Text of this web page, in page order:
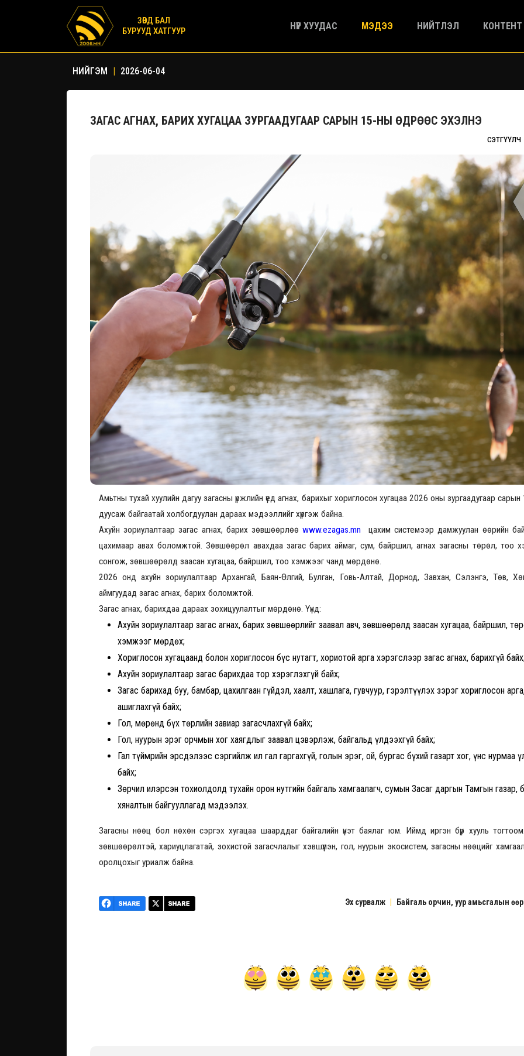
ЗӨВД БАЛ
БУРУУД ХАТГУУР
НҮҮР ХУУДАС МЭДЭЭ НИЙТЛЭЛ КОНТЕНТ
НИЙГЭМ | 2026-06-04
ЗАГАС АГНАХ, БАРИХ ХУГАЦАА ЗУРГААДУГААР САРЫН 15-НЫ ӨДРӨӨС ЭХЭЛНЭ
СЭТГҮҮЛЧ
Амьтны тухай хуулийн дагуу загасны үржлийн үед агнах, барихыг хориглосон хугацаа 2026 оны зургаадугаар
дуусаж байгаатай холбогдуулан дараах мэдээллийг хүргэж байна.
Ахуйн зориулалтаар загас агнах, барих зөвшөөрлөөwww.ezagas.mn цахим системээр дамжуулан өөрийн
цахимаар авах боломжтой. Зөвшөөрөл авахдаа загас барих аймаг, сум, байршил, агнах загасны төрөл, тоо
сонгож, зөвшөөрөлд заасан хугацаа, байршил, тоо хэмжээг чанд мөрдөнө.
2026 онд ахуйн зориулалтаар Архангай, Баян-Өлгий, Булган, Говь-Алтай, Дорнод, Завхан, Сэлэнгэ, Төв,
аймгуудад загас агнах, барих боломжтой.
Загас агнах, барихдаа дараах зохицуулалтыг мөрдөнө. Үүнд:
Ахуйн зориулалтаар загас агнах, барих зөвшөөрлийг заавал авч, зөвшөөрөлд заасан хугацаа, байршил,
хэмжээг мөрдөх;
Хориглосон хугацаанд болон хориглосон бүс нутагт, хориотой арга хэрэгслээр загас агнах, барихгүй
Ахуйн зориулалтаар загас барихдаа тор хэрэглэхгүй байх;
Загас барихад буу, бамбар, цахилгаан гүйдэл, хаалт, хашлага, гувчуур, гэрэлтүүлэх зэрэг хориглосон
ашиглахгүй байх;
Гол, мөрөнд бүх төрлийн завиар загасчлахгүй байх;
Гол, нуурын эрэг орчмын хог хаягдлыг заавал цэвэрлэж, байгальд үлдээхгүй байх;
Гал түймрийн эрсдэлээс сэргийлж ил гал гаргахгүй, голын эрэг, ой, бургас бүхий газарт хог, үнс нурмаа
байх;
Зөрчил илэрсэн тохиолдолд тухайн орон нутгийн байгаль хамгаалагч, сумын Засаг даргын Тамгын газар,
хяналтын байгууллагад мэдээлэх.
Загасны нөөц бол нөхөн сэргэх хугацаа шаарддаг байгалийн үнэт баялаг юм. Иймд иргэн бүр хууль
зөвшөөрөлтэй, хариуцлагатай, зохистой загасчлалыг хэвшүүлэн, гол, нуурын экосистем, загасны нөөцийг
оролцохыг уриалж байна.
Эх сурвалж Байгаль орчин, уур амьсгалын
Үзвэрийн хувиарууд
2026.08.30 20:00